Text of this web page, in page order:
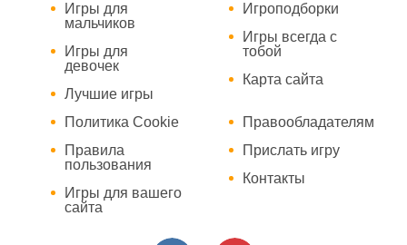
Игры для
мальчиков
Игры для
девочек
Лучшие игры
Игроподборки
Игры всегда с
тобой
Карта сайта
Политика Cookie
Правила
пользования
Игры для вашего
сайта
Правообладателям
Прислать игру
Контакты